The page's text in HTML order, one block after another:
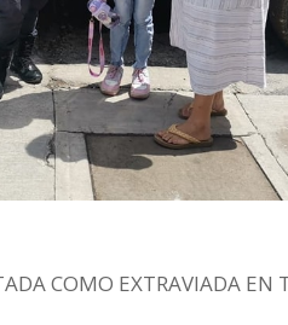
COMO EXTRAVIADA EN